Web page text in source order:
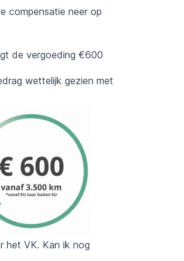
compensatie neer op
de vergoeding €600
wettelijk gezien met
het VK. Kan ik nog